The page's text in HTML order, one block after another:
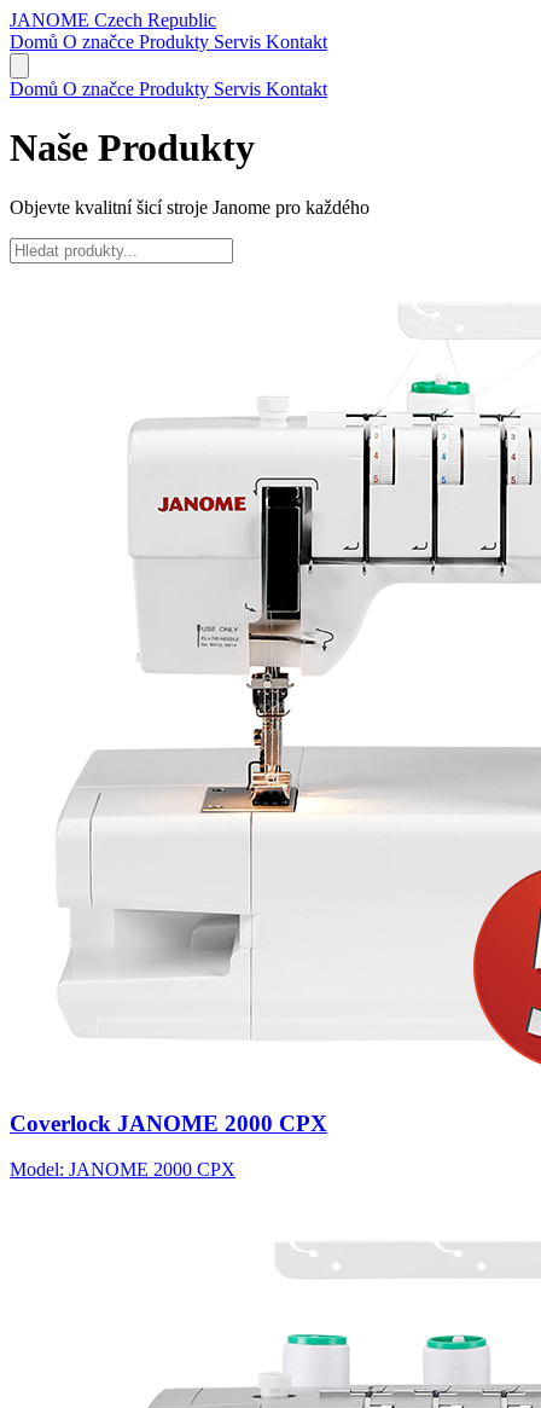
JANOME Czech Republic
Domů O značce Produkty Servis Kontakt
Domů O značce Produkty Servis Kontakt
Naše Produkty
Objevte kvalitní šicí stroje Janome pro každého
Coverlock JANOME 2000 CPX
Model: JANOME 2000 CPX